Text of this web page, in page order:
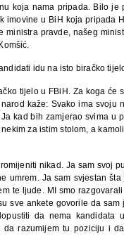
koja nama pripada. Bilo je
imovine u BiH koja pripada
ministra pravde, našeg
idu na isto biračko
tijelo u FBiH. Za koga će
kaže: Svako ima svoju
kad bih zamjerao svima u
za istim stolom, a
nikad. Ja sam svoj
umrem. Ja sam svjestan šta
te ljude. MI smo
sve ankete govorile da sam
da nema kandidata u
razumijem tu poziciju i